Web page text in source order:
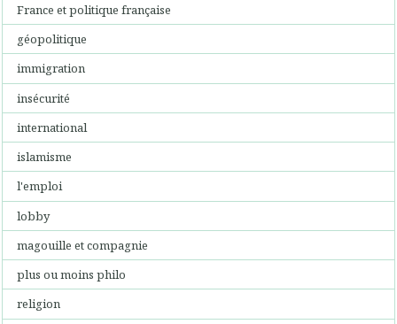
France et politique française
géopolitique
immigration
insécurité
international
islamisme
l'emploi
lobby
magouille et compagnie
plus ou moins philo
religion